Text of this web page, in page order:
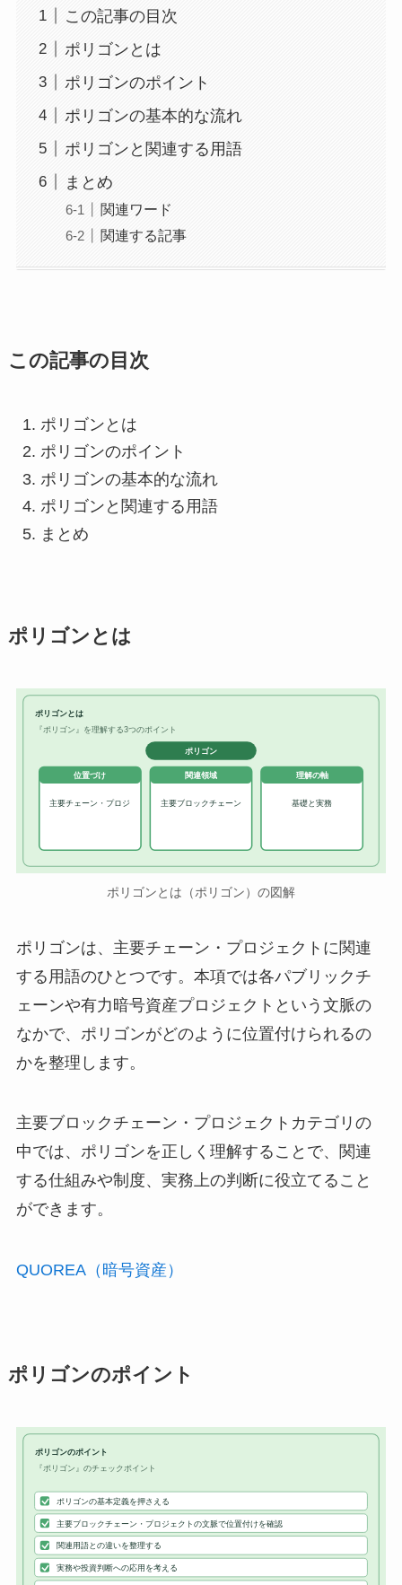
この記事の目次
ポリゴンとは
ポリゴンのポイント
ポリゴンの基本的な流れ
ポリゴンと関連する用語
まとめ
関連ワード
関連する記事
この記事の目次
ポリゴンとは
ポリゴンのポイント
ポリゴンの基本的な流れ
ポリゴンと関連する用語
まとめ
ポリゴンとは
ポリゴンとは
『ポリゴン』を理解する3つのポイント
ポリゴン
位置づけ
主要チェーン・プロジ
関連領域
主要ブロックチェーン
理解の軸
基礎と実務
ポリゴンとは（ポリゴン）の図解
ポリゴンは、主要チェーン・プロジェクトに関連
する用語のひとつです。本項では各パブリックチ
ェーンや有力暗号資産プロジェクトという文脈の
なかで、ポリゴンがどのように位置付けられるの
かを整理します。
主要ブロックチェーン・プロジェクトカテゴリの
中では、ポリゴンを正しく理解することで、関連
する仕組みや制度、実務上の判断に役立てること
ができます。
QUOREA（暗号資産）
ポリゴンのポイント
ポリゴンのポイント
『ポリゴン』のチェックポイント
ポリゴンの基本定義を押さえる
主要ブロックチェーン・プロジェクトの文脈で位置付けを確認
関連用語との違いを整理する
実務や投資判断への応用を考える